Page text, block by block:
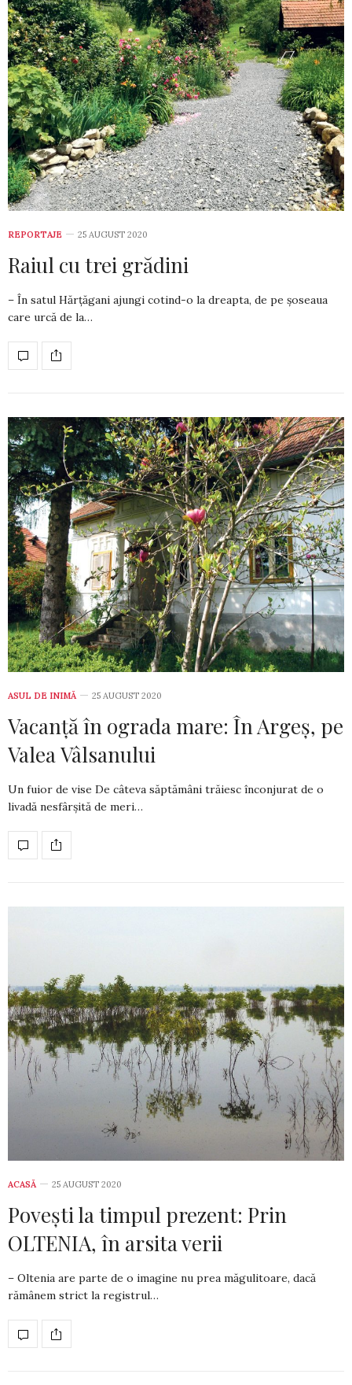
REPORTAJE 25 AUGUST 2020
Raiul cu trei grădini
– În satul Hărțăgani ajungi cotind-o la dreapta, de pe șoseaua
care urcă de la…
ASUL DE INIMĂ 25 AUGUST 2020
Vacanță în ograda mare: În Argeș, pe
Valea Vâlsanului
Un fuior de vise De câteva săptămâni trăiesc înconjurat de o
livadă nesfârșită de meri…
ACASĂ 25 AUGUST 2020
Povești la timpul prezent: Prin
OLTENIA, în arsita verii
– Oltenia are parte de o imagine nu prea măgulitoare, dacă
rămânem strict la registrul…